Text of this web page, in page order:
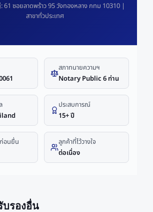
61 ซอยลาดพร้าว 95 วังทองหลาง กทม 10310 |
สาขาทั่วประเทศ
สภาทนายความฯ
Notary Public 6 ท่าน
ประสบการณ์
15+ ปี
อนยื่น
ลูกค้าที่ไว้วางใจ
ต่อเนื่อง
บรองอื่น